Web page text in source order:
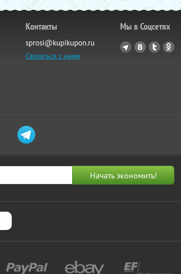
Контакты
sprosi@kupikupon.ru
Связаться с нами
Мы в Соцсетях